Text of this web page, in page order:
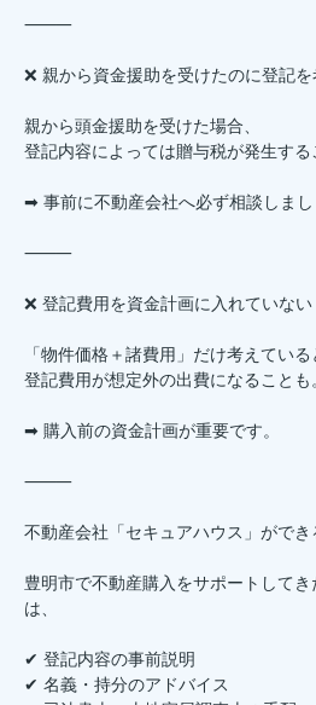
⸻
❌ 親から資金援助を受けたのに登記
親から頭金援助を受けた場合、
登記内容によっては贈与税が発生する
➡ 事前に不動産会社へ必ず相談しまし
⸻
❌ 登記費用を資金計画に入れていない
「物件価格＋諸費用」だけ考えている
登記費用が想定外の出費になることも
➡ 購入前の資金計画が重要です。
⸻
不動産会社「セキュアハウス」ができ
豊明市で不動産購入をサポートして
は、
✔ 登記内容の事前説明
✔ 名義・持分のアドバイス